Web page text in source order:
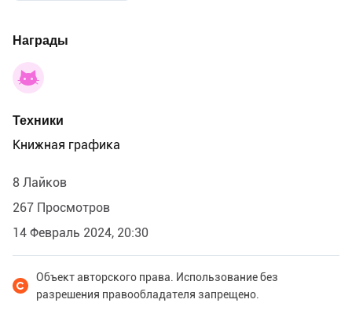
Награды
Техники
Книжная графика
8 Лайков
267 Просмотров
14 Февраль 2024, 20:30
Объект авторского права. Использование без
разрешения правообладателя запрещено.